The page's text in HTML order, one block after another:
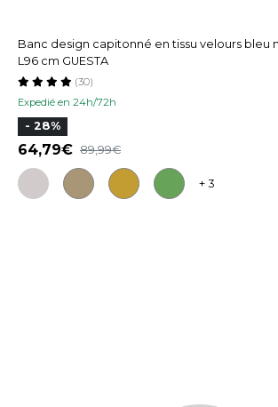
Banc design capitonné en tissu velours bleu
L96 cm GUESTA
Expedié en 24h/72h
(30)
- 28%
64,79 89,99
+ 3